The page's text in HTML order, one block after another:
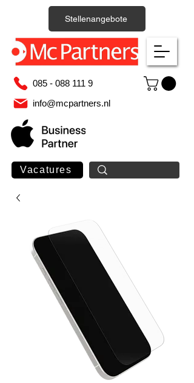
085 - 088 111 9
info@mcpartners.nl
Vacatures
Stellenangebote